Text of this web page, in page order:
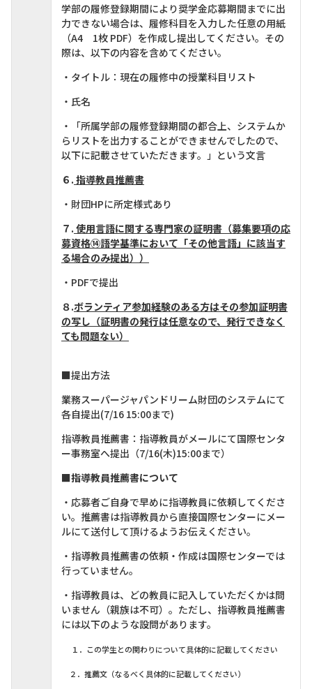
学部の履修登録期間により奨学金応募期間までに出
力できない場合は、履修科目を入力した任意の用紙
（A4 1枚 PDF）を作成し提出してください。その
際は、以下の内容を含めてください。
・タイトル：現在の履修中の授業科目リスト
・氏名
・「所属学部の履修登録期間の都合上、システムか
らリストを出力することができませんでしたので、
以下に記載させていただきます。」という文言
６. 指導教員推薦書
・財団HPに所定様式あり
７. 使用言語に関する専門家の証明書（募集要項の応
募資格⑭語学基準において「その他言語」に該当す
る場合のみ提出））
・PDFで提出
８.ボランティア参加経験のある方はその参加証明書
の写し（証明書の発行は任意なので、発行できなく
ても問題ない）
■提出方法
業務スーパージャパンドリーム財団のシステムにて
各自提出(7/16 15:00まで)
指導教員推薦書：指導教員がメールにて国際センタ
ー事務室へ提出（7/16(木)15:00まで）
■指導教員推薦書について
・応募者ご自身で早めに指導教員に依頼してくださ
い。推薦書は指導教員から直接国際センターにメー
ルにて送付して頂けるようお伝えください。
・指導教員推薦書の依頼・作成は国際センターでは
行っていません。
・指導教員は、どの教員に記入していただくかは問
いません（親族は不可）。ただし、指導教員推薦書
には以下のような設問があります。
１．この学生との関わりについて具体的に記載してください
２．推薦文（なるべく具体的に記載してください）